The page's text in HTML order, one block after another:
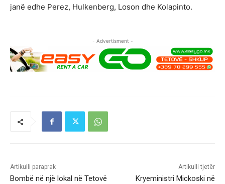
janë edhe Perez, Hulkenberg, Loson dhe Kolapinto.
- Advertisment -
Artikulli paraprak
Bombë në një lokal në Tetovë
Artikulli tjetër
Kryeministri Mickoski në